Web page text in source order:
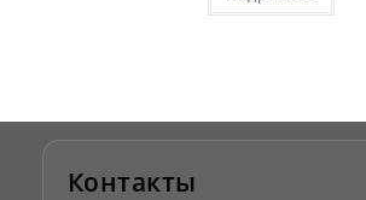
Контакты